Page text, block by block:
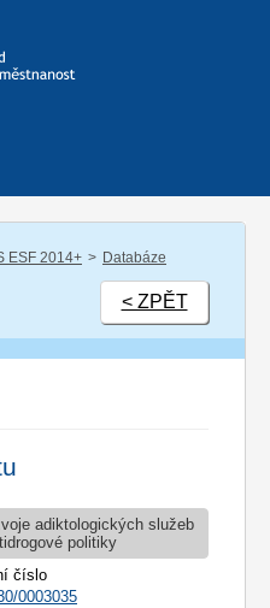
ESF 2014+
Databáze
< ZPĚT
adiktologických služeb
politiky
číslo
0003035